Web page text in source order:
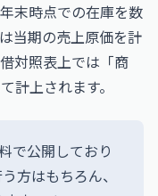
末時点での在庫を数
当期の売上原価を計
対照表上では「商
計上されます。
で公開しており
方はもちろん、